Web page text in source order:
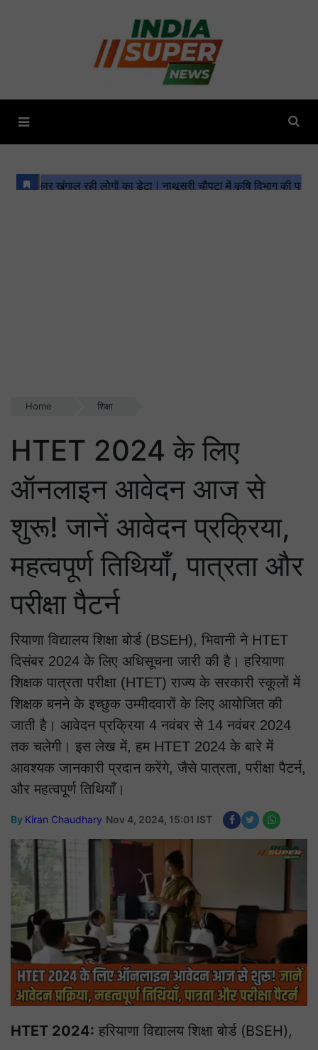
Home शिक्षा
HTET 2024 के लिए
ऑनलाइन आवेदन आज से
शुरू! जानें आवेदन प्रक्रिया,
महत्वपूर्ण तिथियाँ, पात्रता और
परीक्षा पैटर्न
रियाणा विद्यालय शिक्षा बोर्ड (BSEH), भिवानी ने HTET
दिसंबर 2024 के लिए अधिसूचना जारी की है। हरियाणा
शिक्षक पात्रता परीक्षा (HTET) राज्य के सरकारी स्कूलों में
शिक्षक बनने के इच्छुक उम्मीदवारों के लिए आयोजित की
जाती है। आवेदन प्रक्रिया 4 नवंबर से 14 नवंबर 2024
तक चलेगी। इस लेख में, हम HTET 2024 के बारे में
आवश्यक जानकारी प्रदान करेंगे, जैसे पात्रता, परीक्षा पैटर्न,
और महत्वपूर्ण तिथियाँ।
By Kiran Chaudhary Nov 4, 2024, 15:01 IST
HTET 2024: हरियाणा विद्यालय शिक्षा बोर्ड (BSEH),